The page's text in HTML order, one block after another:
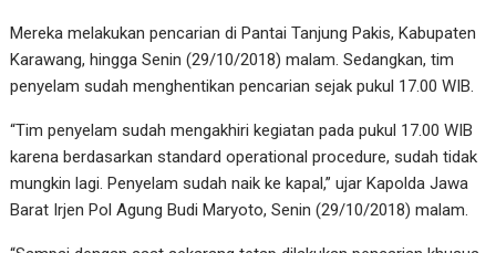
Mereka melakukan pencarian di Pantai Tanjung Pakis, Kabupaten
Karawang, hingga Senin (29/10/2018) malam. Sedangkan, tim
penyelam sudah menghentikan pencarian sejak pukul 17.00 WIB.
“Tim penyelam sudah mengakhiri kegiatan pada pukul 17.00 WIB
karena berdasarkan standard operational procedure, sudah tidak
mungkin lagi. Penyelam sudah naik ke kapal,” ujar Kapolda Jawa
Barat Irjen Pol Agung Budi Maryoto, Senin (29/10/2018) malam.